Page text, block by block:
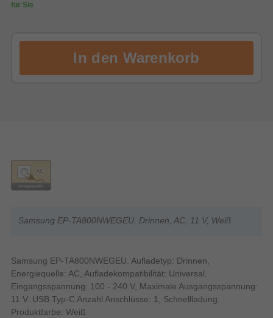
für Sie
Samsung EP-TA800NWEGEU, Drinnen, AC, 11 V, Weiß
Samsung EP-TA800NWEGEU. Aufladetyp: Drinnen,
Energiequelle: AC, Aufladekompatibilität: Universal.
Eingangsspannung: 100 - 240 V, Maximale Ausgangsspannung:
11 V. USB Typ-C Anzahl Anschlüsse: 1, Schnellladung.
Produktfarbe: Weiß